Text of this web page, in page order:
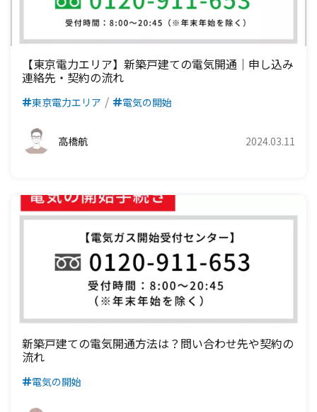
九州電力エリア
四国電力エリア
九州電力エリア
中国電力エリア
四国電力エリア
関西電力エリア
中国電力エリア
九州電力エリア
中部電力エリア
関西電力エリア
四国電力エリア
【東京電力エリア】新築戸建ての電気開通｜申し込み
連絡先・契約の流れ
東京電力エリア 電気の開始
高橋航 2024.03.11
新築戸建ての電気開通方法は？問い合わせ先や契約の
流れ
電気の開始